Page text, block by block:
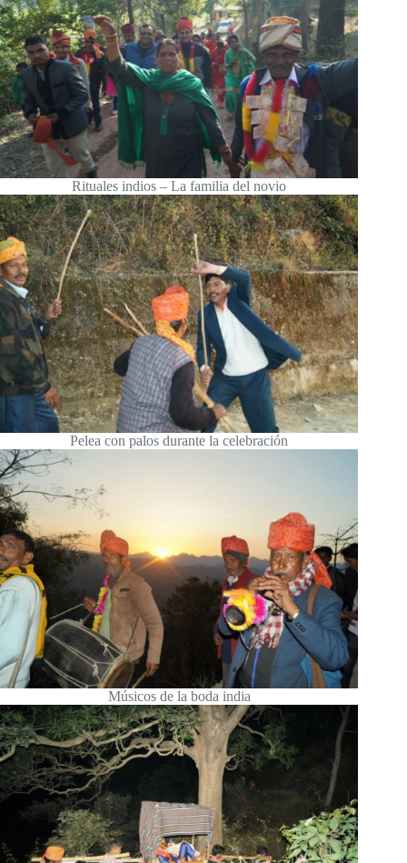
Rituales indios – La familia del novio
Pelea con palos durante la celebración
Músicos de la boda india